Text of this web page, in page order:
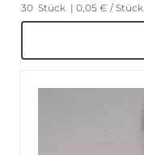
30 Stück | 0,05 € / Stück